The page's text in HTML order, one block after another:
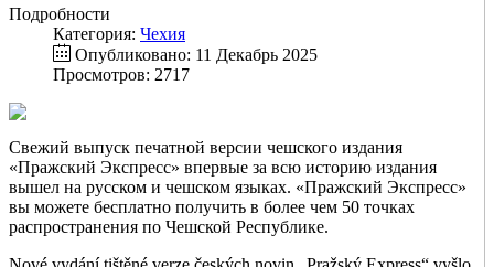
Подробности
Категория: Чехия
Опубликовано: 11 Декабрь 2025
Просмотров: 2717
Свежий выпуск печатной версии чешского издания
«Пражский Экспресс» впервые за всю историю издания
вышел на русском и чешском языках. «Пражский Экспресс»
вы можете бесплатно получить в более чем 50 точках
распространения по Чешской Республике.